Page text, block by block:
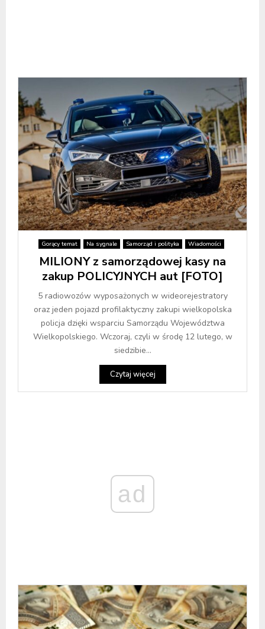
Gorący temat Na sygnale Samorząd i polityka Wiadomości
MILIONY z samorządowej kasy na
zakup POLICYJNYCH aut [FOTO]
5 radiowozów wyposażonych w wideorejestratory
oraz jeden pojazd profilaktyczny zakupi wielkopolska
policja dzięki wsparciu Samorządu Województwa
Wielkopolskiego. Wczoraj, czyli w środę 12 lutego, w
siedzibie...
Czytaj więcej
ad